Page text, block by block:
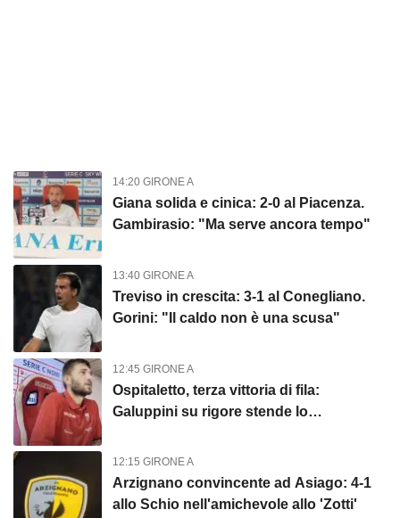
14:20 GIRONE A
Giana solida e cinica: 2-0 al Piacenza.
Gambirasio: "Ma serve ancora tempo"
13:40 GIRONE A
Treviso in crescita: 3-1 al Conegliano.
Gorini: "Il caldo non è una scusa"
12:45 GIRONE A
Ospitaletto, terza vittoria di fila:
Galuppini su rigore stende lo
12:15 GIRONE A
Arzignano convincente ad Asiago: 4-1
allo Schio nell'amichevole allo 'Zotti'